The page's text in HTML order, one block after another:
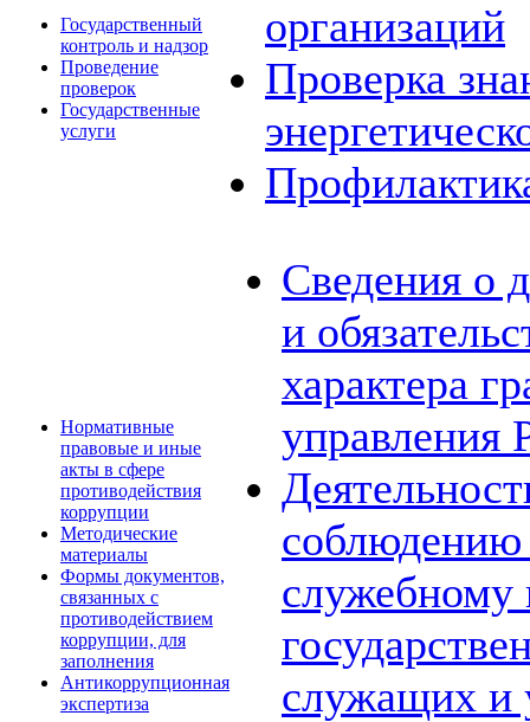
Государственный
контроль и надзор
Проведение
проверок
Государственные
услуги
организаций
Проверка
Нормативные
правовые и иные
акты в сфере
противодействия
коррупции
Методические
материалы
Формы документов,
связанных с
противодействием
коррупции, для
заполнения
Антикоррупционная
экспертиза
Сведения о
и
характера
управления
соблюдению
служебному
служащих и